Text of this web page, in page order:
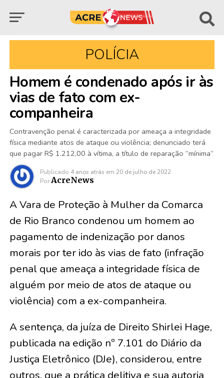
POLÍCIA
Homem é condenado após ir às
vias de fato com ex-
companheira
Contravenção penal é caracterizada por ameaça a integridade
física mediante atos de ataque ou violência; denunciado terá
que pagar R$ 1.212,00 à vítima, a título de reparação “mínima”
Publicado 4 anos atrás em 20 de julho de 2022
Por AcreNews
A Vara de Proteção à Mulher da Comarca
de Rio Branco condenou um homem ao
pagamento de indenização por danos
morais por ter ido às vias de fato (infração
penal que ameaça a integridade física de
alguém por meio de atos de ataque ou
violência) com a ex-companheira.
A sentença, da juíza de Direito Shirlei Hage,
publicada na edição nº 7.101 do Diário da
Justiça Eletrônico (DJe), considerou, entre
outros, que a prática delitiva e sua autoria